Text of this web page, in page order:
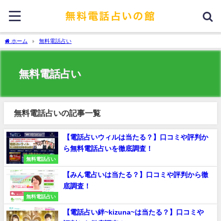
ホーム 無料電話占い
無料電話占い
無料電話占いの記事一覧
無料電話占い
【電話占いウィルは当たる？】口コミや評判か
ら無料電話占いを徹底調査！
無料電話占い
【みん電占いは当たる？】口コミや評判から徹
底調査！
【電話占い絆~kizuna~は当たる？】口コミや